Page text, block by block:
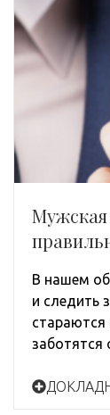
В нашем
и следить